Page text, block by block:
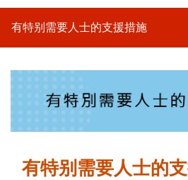
有特别需要人士的支援措施
其他专题网站
返回社会保障基
有特别需要人士的